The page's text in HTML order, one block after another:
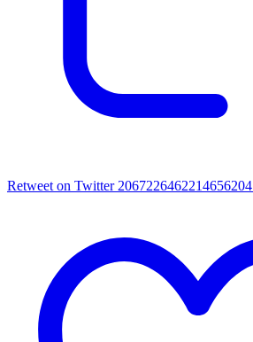
Retweet on Twitter 2067226462214656204